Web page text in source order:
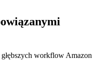
workflow Amazon